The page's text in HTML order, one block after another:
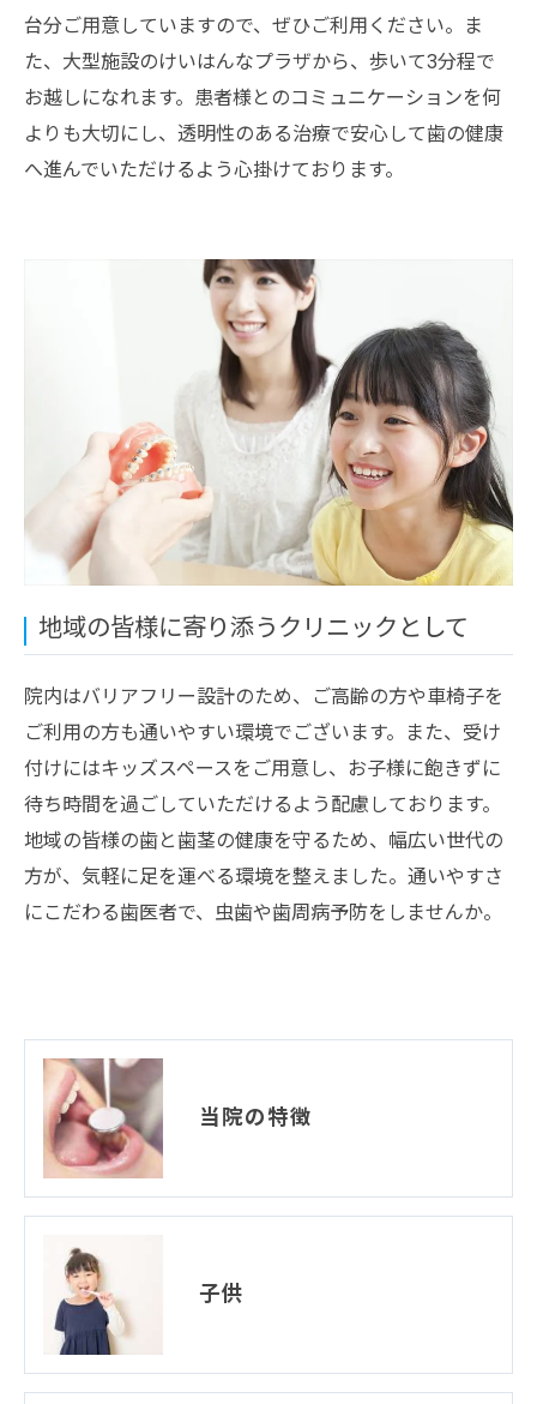
台分ご用意していますので、ぜひご利用ください。ま
た、大型施設のけいはんなプラザから、歩いて3分程で
お越しになれます。患者様とのコミュニケーションを何
よりも大切にし、透明性のある治療で安心して歯の健康
へ進んでいただけるよう心掛けております。
地域の皆様に寄り添うクリニックとして
院内はバリアフリー設計のため、ご高齢の方や車椅子を
ご利用の方も通いやすい環境でございます。また、受け
付けにはキッズスペースをご用意し、お子様に飽きずに
待ち時間を過ごしていただけるよう配慮しております。
地域の皆様の歯と歯茎の健康を守るため、幅広い世代の
方が、気軽に足を運べる環境を整えました。通いやすさ
にこだわる歯医者で、虫歯や歯周病予防をしませんか。
当院の特徴
子供